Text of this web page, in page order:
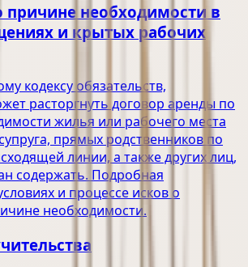
причине необходимости в
и крытых рабочих
кодексу обязательств,
расторгнуть договор аренды по
жилья или рабочего места
прямых родственников по
линии, а также других лиц,
содержать. Подробная
и процессе исков о
необходимости.